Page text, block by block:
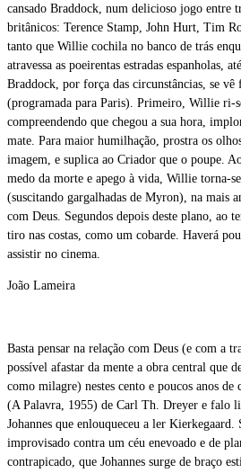
cansado Braddock, num delicioso jogo entre
britânicos: Terence Stamp, John Hurt, Tim
tanto que Willie cochila no banco de trás
atravessa as poeirentas estradas espanholas,
Braddock, por força das circunstâncias, se vê
(programada para Paris). Primeiro, Willie ri-
compreendendo que chegou a sua hora,
mate. Para maior humilhação, prostra os
imagem, e suplica ao Criador que o poupe.
medo da morte e apego à vida, Willie torna-
(suscitando gargalhadas de Myron), na mais
com Deus. Segundos depois deste plano, ao
tiro nas costas, como um cobarde. Haverá
assistir no cinema.
João Lameira
Basta pensar na relação com Deus (e com a
possível afastar da mente a obra central que
como milagre) nestes cento e poucos anos de
(A Palavra, 1955) de Carl Th. Dreyer e falo
Johannes que enlouqueceu a ler
improvisado contra um céu enevoado e de
contrapicado, que Johannes surge de braço